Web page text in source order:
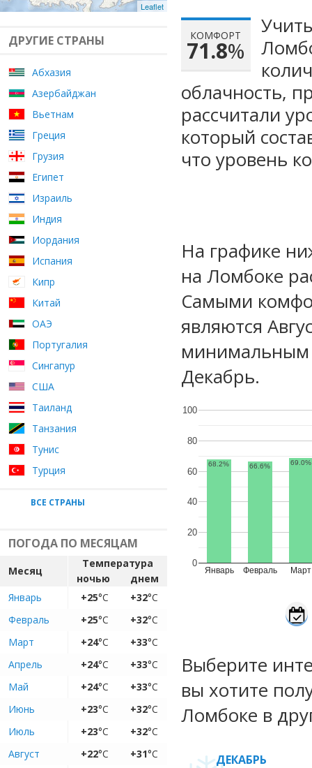
Leaflet
ДРУГИЕ СТРАНЫ
Абхазия
Азербайджан
Вьетнам
Греция
Грузия
Египет
Израиль
Индия
Иордания
Испания
Кипр
Китай
ОАЭ
Португалия
Сингапур
США
Таиланд
Танзания
Тунис
Турция
ВСЕ СТРАНЫ
ПОГОДА ПО МЕСЯЦАМ
Месяц
Температура
ночью
днем
Январь
+25°C +32°C
Февраль
+25°C +32°C
Март
+24°C +33°C
Апрель
+24°C +33°C
Май
+24°C +33°C
Июнь
+23°C +32°C
Июль
+23°C +32°C
Август
+22°C +31°C
КОМФОРТ
71.8%
облачность,
рассчитали
который
что уровень
На графике
на Ломбоке
Самыми
являются
минимальным
Декабрь.
Январь Февраль Март
0
20
40
60
80
100
68.2% 66.6% 69.0%
Выберите
вы хотите
Ломбоке в
ДЕКАБРЬ